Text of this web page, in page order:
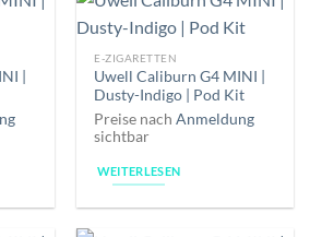
|
E-ZIGARETTEN
Uwell Caliburn G4 MINI |
Dusty-Indigo | Pod Kit
Preise nachAnmeldung
sichtbar
WEITERLESEN